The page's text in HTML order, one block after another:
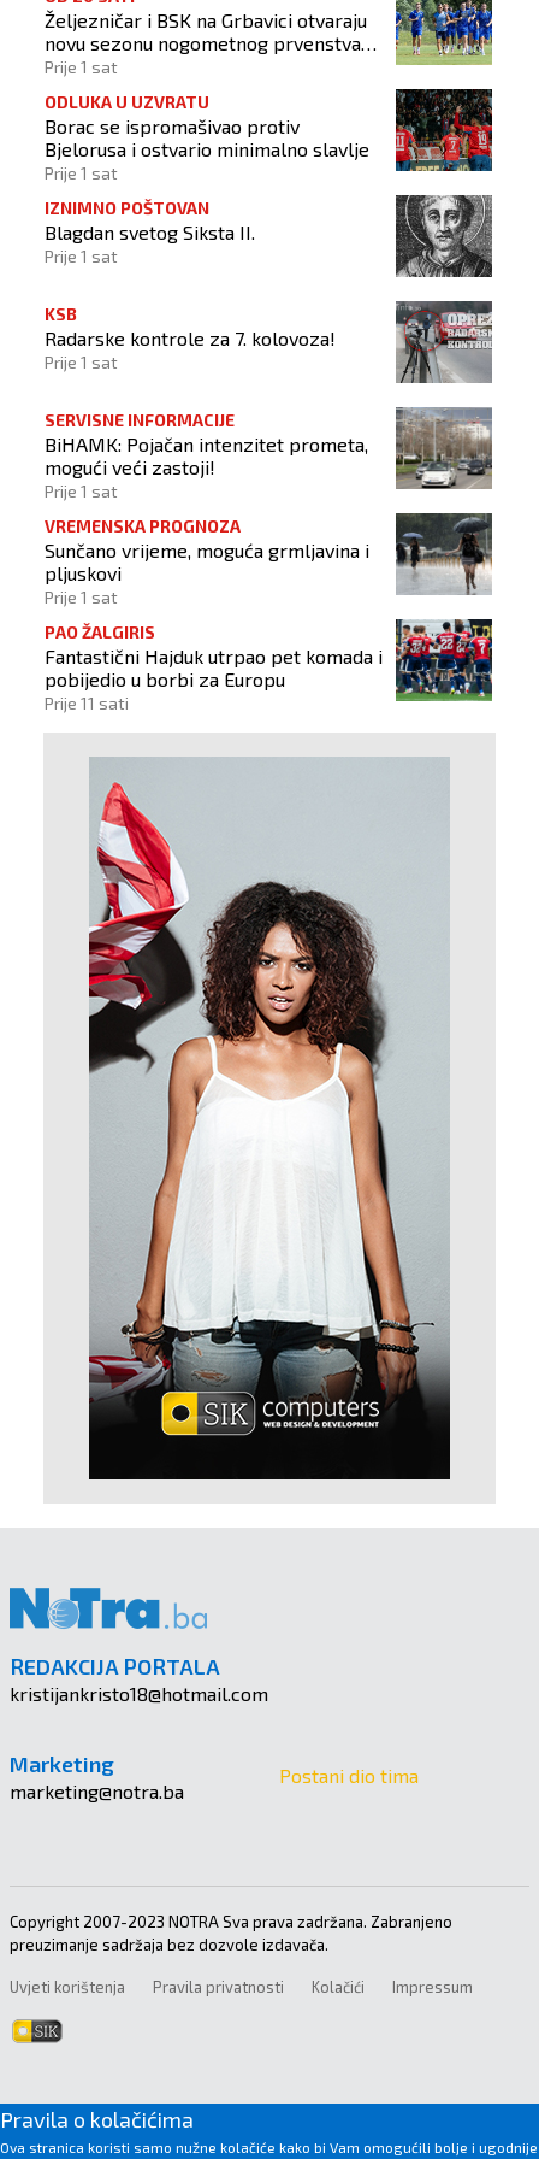
Željezničar i BSK na Grbavici otvaraju
novu sezonu nogometnog prvenstva
BiH
Prije 1 sat
ODLUKA U UZVRATU
Borac se ispromašivao protiv
Bjelorusa i ostvario minimalno slavlje
Prije 1 sat
IZNIMNO POŠTOVAN
Blagdan svetog Siksta II.
Prije 1 sat
KSB
Radarske kontrole za 7. kolovoza!
Prije 1 sat
SERVISNE INFORMACIJE
BiHAMK: Pojačan intenzitet prometa,
mogući veći zastoji!
Prije 1 sat
VREMENSKA PROGNOZA
Sunčano vrijeme, moguća grmljavina i
pljuskovi
Prije 1 sat
PAO ŽALGIRIS
Fantastični Hajduk utrpao pet komada i
pobijedio u borbi za Europu
Prije 11 sati
REDAKCIJA PORTALA
kristijankristo18@hotmail.com
Marketing
marketing@notra.ba
Postani dio tima
Copyright 2007-2023 NOTRA Sva prava zadržana. Zabranjeno
preuzimanje sadržaja bez dozvole izdavača.
Uvjeti korištenja Pravila privatnosti Kolačići Impressum
Pravila o kolačićima
Ova stranica koristi samo nužne kolačiće kako bi Vam omogućili bolje i ugodnije